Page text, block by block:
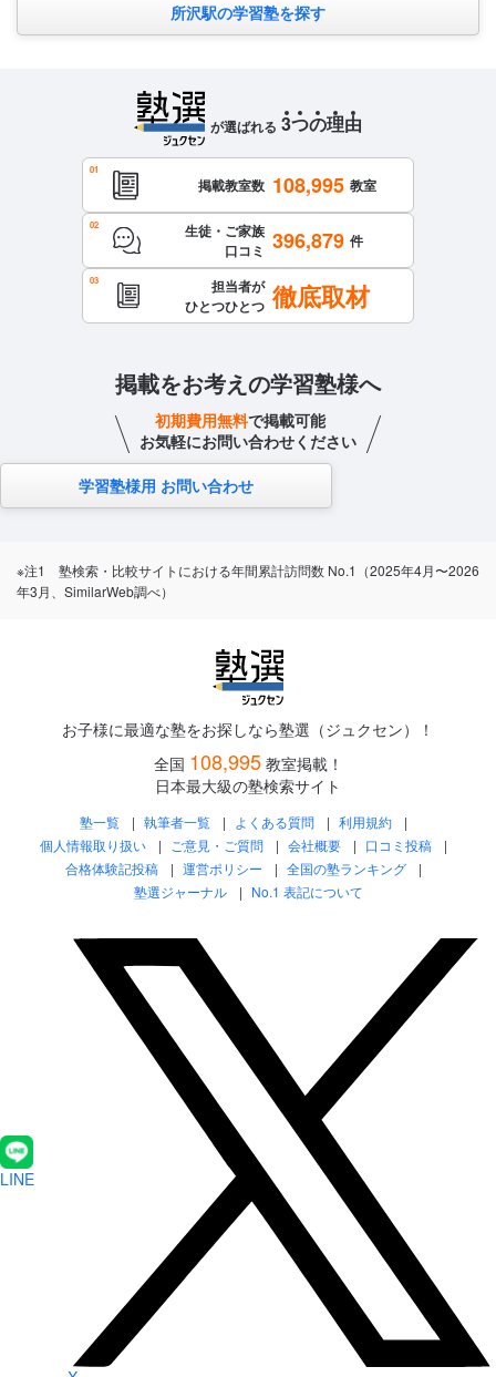
所沢駅の学習塾を探す
が選ばれる 3つの理由
掲載教室数 108,995 教室
生徒・ご家族
口コミ 396,879 件
担当者が
ひとつひとつ 徹底取材
掲載をお考えの学習塾様へ
初期費用無料で掲載可能
お気軽にお問い合わせください
学習塾様用 お問い合わせ
※注1 塾検索・比較サイトにおける年間累計訪問数 No.1（2025年4月〜2026
年3月、SimilarWeb調べ）
お子様に最適な塾をお探しなら塾選（ジュクセン）！
全国 108,995 教室掲載！
日本最大級の塾検索サイト
塾一覧 執筆者一覧 よくある質問
利用規約
個人情報取り扱い
ご意見・ご質問 会社概要
口コミ投稿
合格体験記投稿
運営ポリシー
全国の塾ランキング
塾選ジャーナル
No.1 表記について
LINE